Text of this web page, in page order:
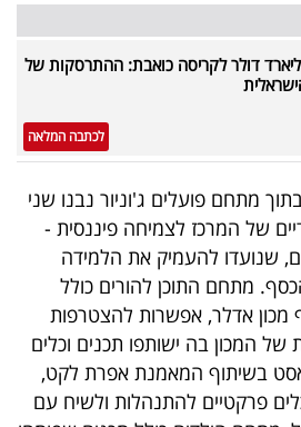
מיליארד דולר לקריסה כואבת: ההתרסקות של
לכתבה המלאה
מתחם פועלים ג'וניור נבנו שני
של המרכז לצמיחה פיננסית -
שנועדו להעמיק את הלמידה
מתחם התוכן להורים כולל
מכון אדלר, אפשרות להצטרפות
של המכון בה ישותפו תכנים וכלים
בשיתוף המאמנת אפרת לקט,
פרקטיים להתנהלות ולשיח עם